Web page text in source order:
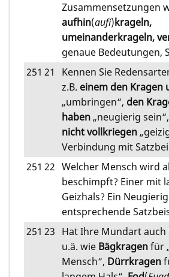
Zusammensetzungen
aufhin(aufi)krageln,
umeinanderkrageln,
genaue Bedeutungen,
251 21 Kennen Sie
z.B. einem den Kragen
„umbringen“, den
haben„neugierig sein“,
nicht vollkriegen
Verbindung mit
251 22 Welcher Mensch wird
beschimpft? Einer mit
Geizhals? Ein
entsprechende
251 23 Hat Ihre Mundart
u.ä. wie Bägkragenfür
Mensch“, Dürrkragen